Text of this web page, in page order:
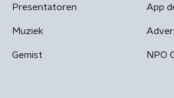
Presentatoren
Muziek
Gemist
App
NPO